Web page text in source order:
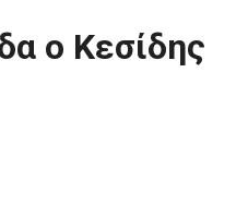
ο Κεσίδης